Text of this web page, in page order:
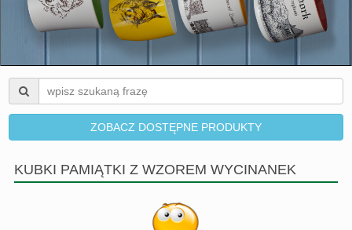
ZOBACZ DOSTĘPNE PRODUKTY
KUBKI PAMIĄTKI Z WZOREM WYCINANEK